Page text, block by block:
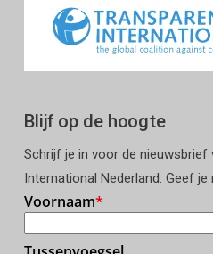
Blijf op de hoogte
Schrijf je in voor de nieuwsbrief
International Nederland. Geef